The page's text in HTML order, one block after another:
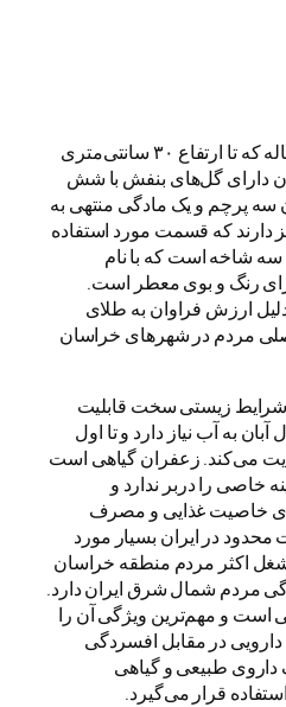
زعفران گیاهی است چند ساله که تا ارتفاع ۳۰ سانتی‌متری
دارای گل‌های بنفش با شش
پرچم و یک مادگی منتهی به
دارند که قسمت مورد استفاده
سه شاخه است که با نام
رنگ و بوی معطر است.
ارزش فراوان به طلای
مردم در شهرهای خراسان
زیستی سخت قابلیت
آبان به آب نیاز دارد و تا اول
می‌کند. زعفران گیاهی است
خاصی را دربر ندارد و
خاصیت غذایی و مصرف
در ایران بسیار مورد
اکثر مردم منطقه خراسان
مردم شمال شرق ایران دارد.
است و مهم‌ترین ویژگی آن را
در مقابل افسردگی
طبیعی و گیاهی
قرار می‌گیرد.